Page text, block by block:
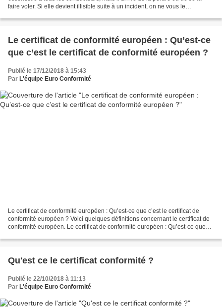
faire voler. Si elle devient illisible suite à un incident, on ne vous le
Le certificat de conformité européen : Qu’est-ce
que c’est le certificat de conformité européen ?
Publié le 17/12/2018 à 15:43
Par L'équipe Euro Conformité
Le certificat de conformité européen : Qu’est-ce que c’est le certificat de
conformité européen ? Voici quelques définitions concernant le certificat de
conformité européen. Le certificat de conformité européen : Qu’est-ce que
Qu'est ce le certificat conformité ?
Publié le 22/10/2018 à 11:13
Par L'équipe Euro Conformité